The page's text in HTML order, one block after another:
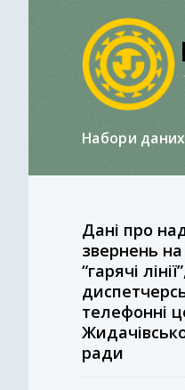
Набори даних
Дані про
звернень
“гарячі
телефонні
ради